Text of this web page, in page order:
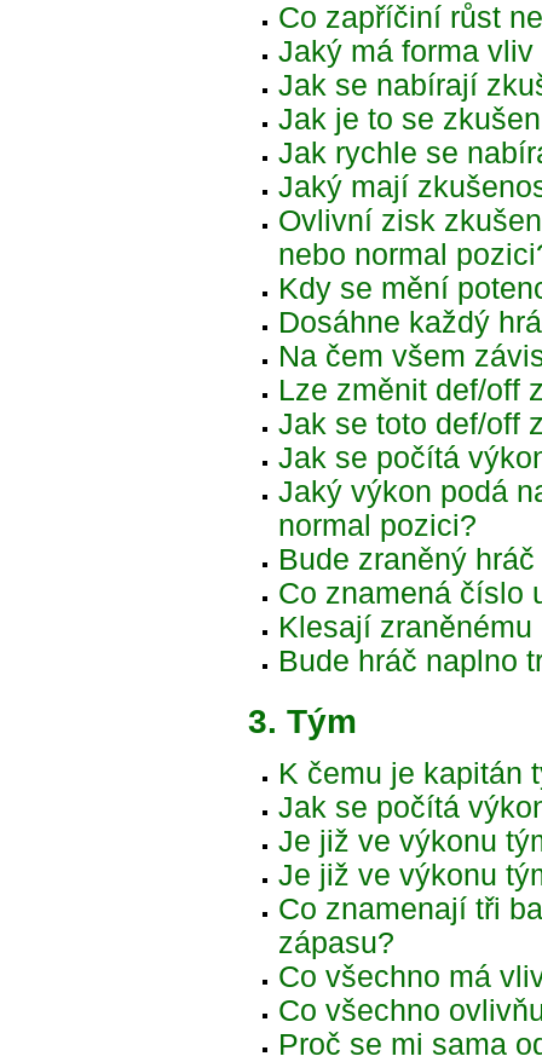
Co zapříčiní růst
Jaký má forma
Jak se nabírají
Jak je to se
Jak rychle se
Jaký mají
Ovlivní zisk
nebo normal
Kdy se mění
Dosáhne každý
Na čem všem
Lze změnit def/off
Jak se toto def/off
Jak se počítá
Jaký výkon podá
normal pozici?
Bude zraněný
Co znamená číslo
Klesají
Bude hráč naplno
3. Tým
K čemu je kapitán
Jak se počítá
Je již ve výkonu
Je již ve výkonu
Co znamenají tři
zápasu?
Co všechno má
Co všechno
Proč se mi sama